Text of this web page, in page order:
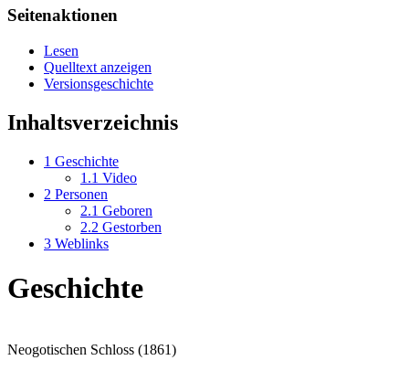
Seitenaktionen
Lesen
Quelltext anzeigen
Versionsgeschichte
Inhaltsverzeichnis
1 Geschichte
1.1 Video
2 Personen
2.1 Geboren
2.2 Gestorben
3 Weblinks
Geschichte
Neogotischen Schloss (1861)